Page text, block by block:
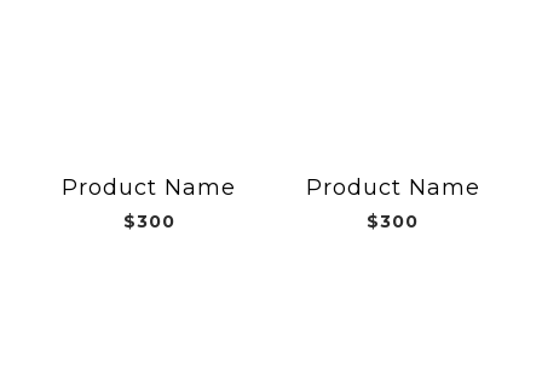
Product Name
$300
Product Name
$300